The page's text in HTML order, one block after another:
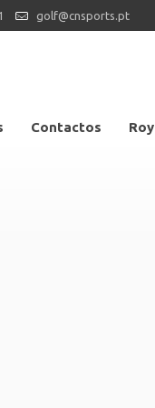
golf@cnsports.pt
Contactos